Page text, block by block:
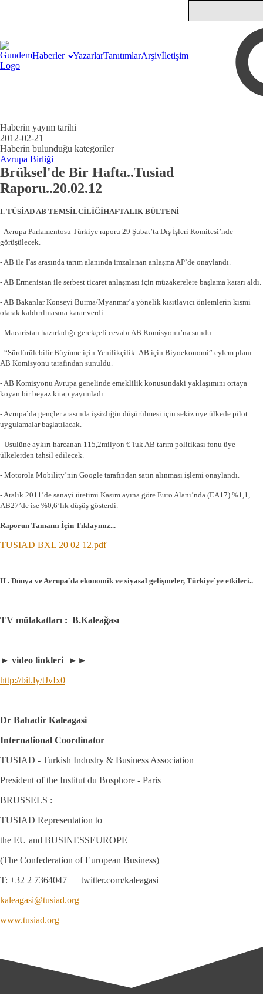
Haberler YazarlarTanıtımlarArşivİletişim
Haberin yayım tarihi
2012-02-21
Haberin bulunduğu kategoriler
Avrupa Birliği
Brüksel'de Bir Hafta..Tusiad
Raporu..20.02.12
I. TÜSİAD AB TEMSİLCİLİĞİHAFTALIK BÜLTENİ
- Avrupa Parlamentosu Türkiye raporu 29 Şubat’ta Dış İşleri Komitesi’nde
görüşülecek.
- AB ile Fas arasında tarım alanında imzalanan anlaşma AP`de onaylandı.
- AB Ermenistan ile serbest ticaret anlaşması için müzakerelere başlama kararı aldı.
- AB Bakanlar Konseyi Burma/Myanmar’a yönelik kısıtlayıcı önlemlerin kısmi
olarak kaldırılmasına karar verdi.
- Macaristan hazırladığı gerekçeli cevabı AB Komisyonu’na sundu.
- “Sürdürülebilir Büyüme için Yenilikçilik: AB için Biyoekonomi” eylem planı
AB Komisyonu tarafından sunuldu.
- AB Komisyonu Avrupa genelinde emeklilik konusundaki yaklaşımını ortaya
koyan bir beyaz kitap yayımladı.
- Avrupa`da gençler arasında işsizliğin düşürülmesi için sekiz üye ülkede pilot
uygulamalar başlatılacak.
- Usulüne aykırı harcanan 115,2milyon €`luk AB tarım politikası fonu üye
ülkelerden tahsil edilecek.
- Motorola Mobility’nin Google tarafından satın alınması işlemi onaylandı.
- Aralık 2011’de sanayi üretimi Kasım ayına göre Euro Alanı’nda (EA17) %1,1,
AB27’de ise %0,6’lık düşüş gösterdi.
Raporun Tamamı İçin Tıklayınız...
TUSIAD BXL 20 02 12.pdf
II . Dünya ve Avrupa`da ekonomik ve siyasal gelişmeler, Türkiye`ye etkileri..
TV mülakatları : B.Kaleağası
► video linkleri ►►
http://bit.ly/tJvIx0
Dr Bahadir Kaleagasi
International Coordinator
TUSIAD - Turkish Industry & Business Association
President of the Institut du Bosphore - Paris
BRUSSELS :
TUSIAD Representation to
the EU and BUSINESSEUROPE
(The Confederation of European Business)
T: +32 2 7364047 twitter.com/kaleagasi
kaleagasi@tusiad.org
www.tusiad.org